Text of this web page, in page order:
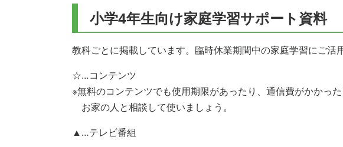
小学4年生向け家庭学習サポート資料
教科ごとに掲載しています。臨時休業期間中の家庭学習にご活
☆…コンテンツ
※無料のコンテンツでも使用期限があったり、通信費がかかった
お家の人と相談して使いましょう。
▲…テレビ番組